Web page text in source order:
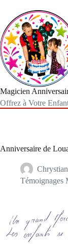
contenu
Magicien
Offrez à Votre
Anniversaire de
Chrystian
Témoignages